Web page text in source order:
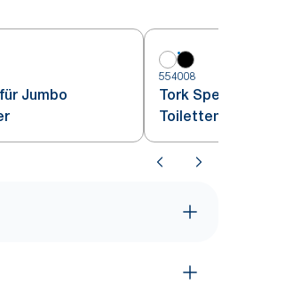
Jumbo
554008
Tork Spender für
Toilettenpapier